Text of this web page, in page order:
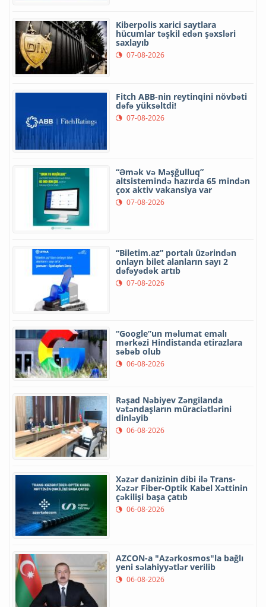
Kiberpolis xarici saytlara
hücumlar təşkil edən şəxsləri
saxlayıb
07-08-2026
Fitch ABB-nin reytinqini növbəti
dəfə yüksəltdi!
07-08-2026
“Əmək və Məşğulluq”
altsistemində hazırda 65 mindən
çox aktiv vakansiya var
07-08-2026
“Biletim.az” portalı üzərindən
onlayn bilet alanların sayı 2
dəfəyədək artıb
07-08-2026
“Google”un məlumat emalı
mərkəzi Hindistanda etirazlara
səbəb olub
06-08-2026
Rəşad Nəbiyev Zəngilanda
vətəndaşların müraciətlərini
dinləyib
06-08-2026
Xəzər dənizinin dibi ilə Trans-
Xəzər Fiber-Optik Kabel Xəttinin
çəkilişi başa çatıb
06-08-2026
AZCON-a "Azərkosmos"la bağlı
yeni səlahiyyətlər verilib
06-08-2026